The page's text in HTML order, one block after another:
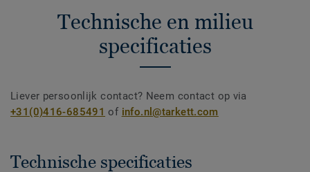
Technische en milieu
specificaties
Liever persoonlijk contact? Neem contact op via
+31(0)416-685491 of info.nl@tarkett.com
Technische specificaties